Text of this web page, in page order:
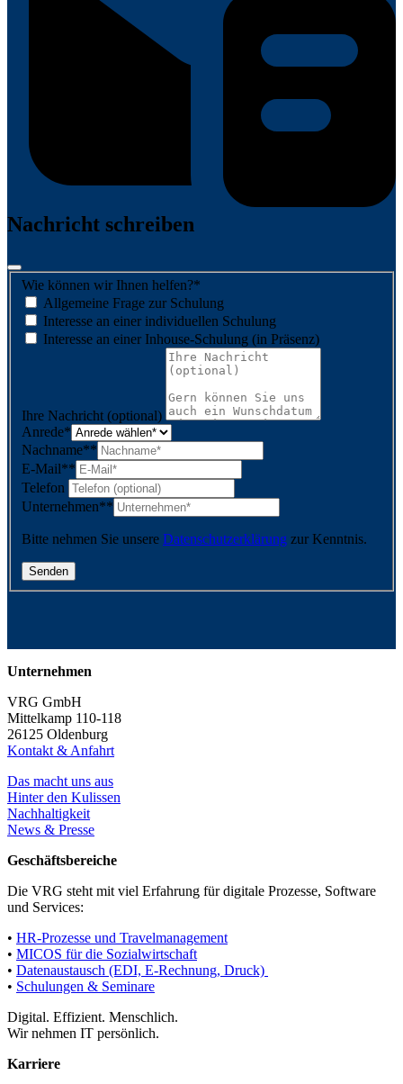
Nachricht schreiben
Wie können wir Ihnen helfen?*
Allgemeine Frage zur Schulung
Interesse an einer individuellen Schulung
Interesse an einer Inhouse-Schulung (in Präsenz)
Ihre Nachricht (optional)
Anrede*
Nachname**
E-Mail**
Telefon
Unternehmen**
Bitte nehmen Sie unsere Datenschutzerklärung zur Kenntnis.
Unternehmen
VRG GmbH
Mittelkamp 110-118
26125 Oldenburg
Kontakt & Anfahrt
Das macht uns aus
Hinter den Kulissen
Nachhaltigkeit
News & Presse
Geschäftsbereiche
Die VRG steht mit viel Erfahrung für digitale Prozesse, Software
und Services:
• HR-Prozesse und Travelmanagement
• MICOS für die Sozialwirtschaft
• Datenaustausch (EDI, E-Rechnung, Druck)
• Schulungen & Seminare
Digital. Effizient. Menschlich.
Wir nehmen IT persönlich.
Karriere